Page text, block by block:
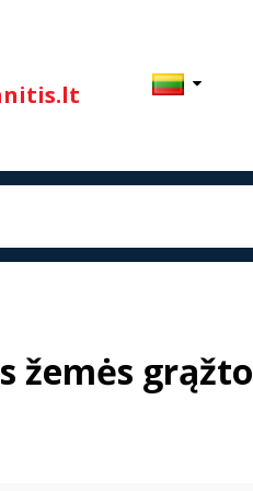
žemės grąžto